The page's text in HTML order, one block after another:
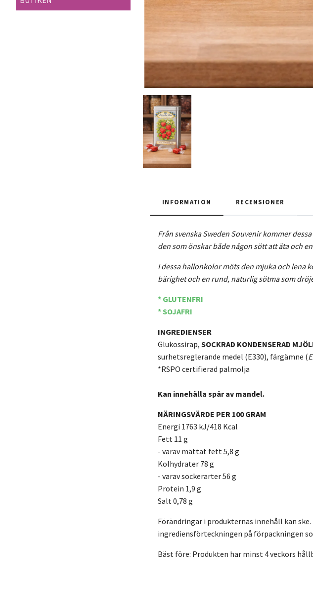
INFORMATION RECENSIONER
Från svenska Sweden Souvenir kommer
den som önskar både någon sött att äta och
I dessa hallonkolor möts den mjuka och lena
bärighet och en rund, naturlig sötma som
* GLUTENFRI
* SOJAFRI
INGREDIENSER
Glukossirap, SOCKRAD KONDENSERAD
surhetsreglerande medel (E330), färgämne (
*RSPO certifierad palmolja
Kan innehålla spår av mandel.
NÄRINGSVÄRDE PER 100 GRAM
Energi 1763 kJ/418 Kcal
Fett 11 g
- varav mättat fett 5,8 g
Kolhydrater 78 g
- varav sockerarter 56 g
Protein 1,9 g
Salt 0,78 g
Förändringar i produkternas innehåll kan
ingrediensförteckningen på förpackningen
Bäst före: Produkten har minst 4 veckors